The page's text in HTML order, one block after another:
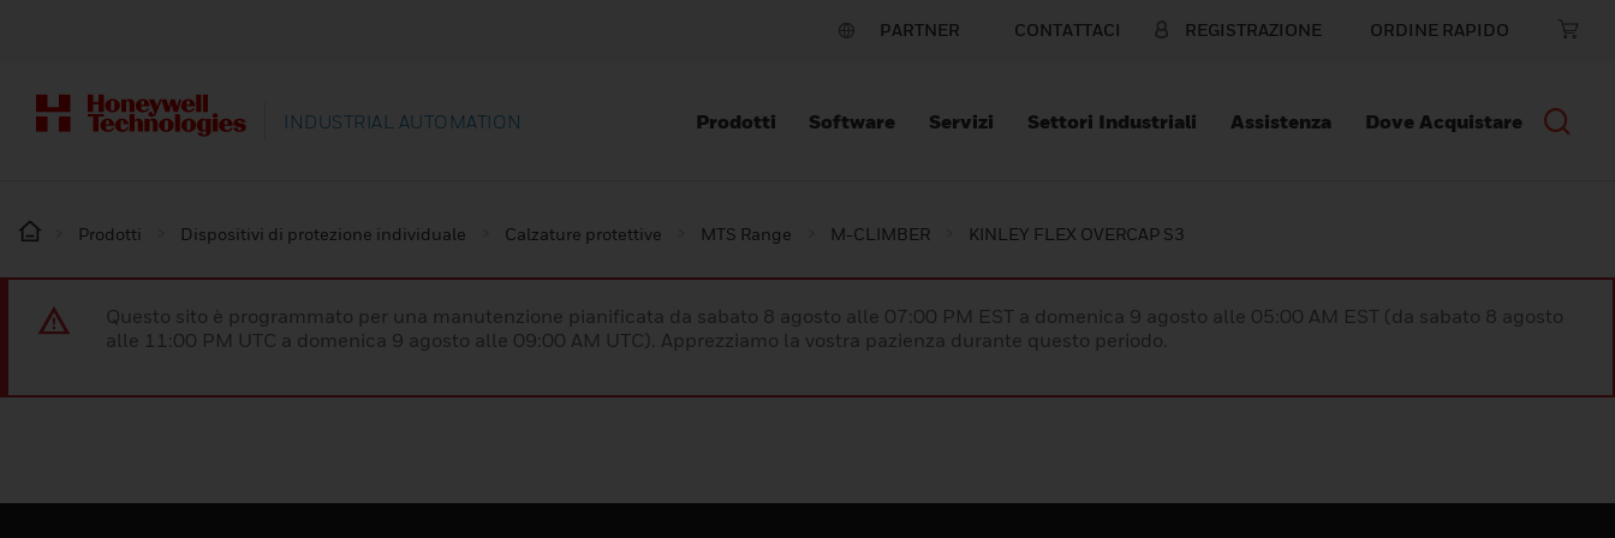
PARTNER CONTATTACI REGISTRAZIONE ORDINE RAPIDO
INDUSTRIAL AUTOMATION Prodotti Software Servizi Settori Industriali Assistenza Dove Acquistare
Prodotti Dispositivi di protezione individuale Calzature protettive MTS Range M-CLIMBER KINLEY FLEX OVERCAP S3
Questo sito è programmato per una manutenzione pianificata da sabato 8 agosto alle 07:00 PM EST a domenica 9 agosto alle 05:00 AM EST (da sabato 8 agosto
alle 11:00 PM UTC a domenica 9 agosto alle 09:00 AM UTC). Apprezziamo la vostra pazienza durante questo periodo.